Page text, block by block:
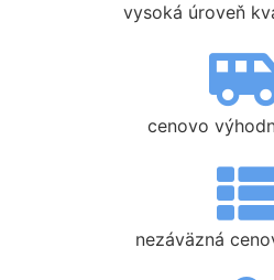
vysoká úroveň
cenovo
nezáväzná